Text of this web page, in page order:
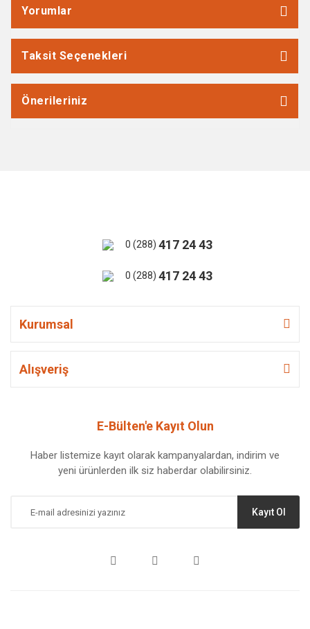
Yorumlar
Taksit Seçenekleri
Önerileriniz
0 (288) 417 24 43
0 (288) 417 24 43
Kurumsal
Alışveriş
E-Bülten'e Kayıt Olun
Haber listemize kayıt olarak kampanyalardan, indirim ve
yeni ürünlerden ilk siz haberdar olabilirsiniz.
Kayıt Ol